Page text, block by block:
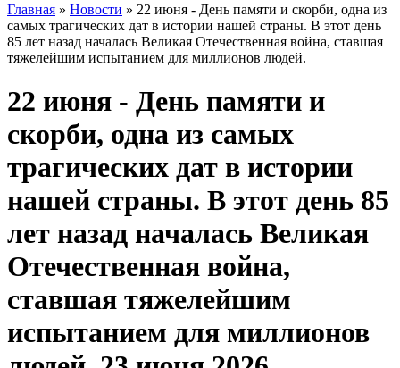
Главная » Новости » 22 июня - День памяти и скорби, одна из
самых трагических дат в истории нашей страны. В этот день
85 лет назад началась Великая Отечественная война, ставшая
тяжелейшим испытанием для миллионов людей.
22 июня - День памяти и
скорби, одна из самых
трагических дат в истории
нашей страны. В этот день 85
лет назад началась Великая
Отечественная война,
ставшая тяжелейшим
испытанием для миллионов